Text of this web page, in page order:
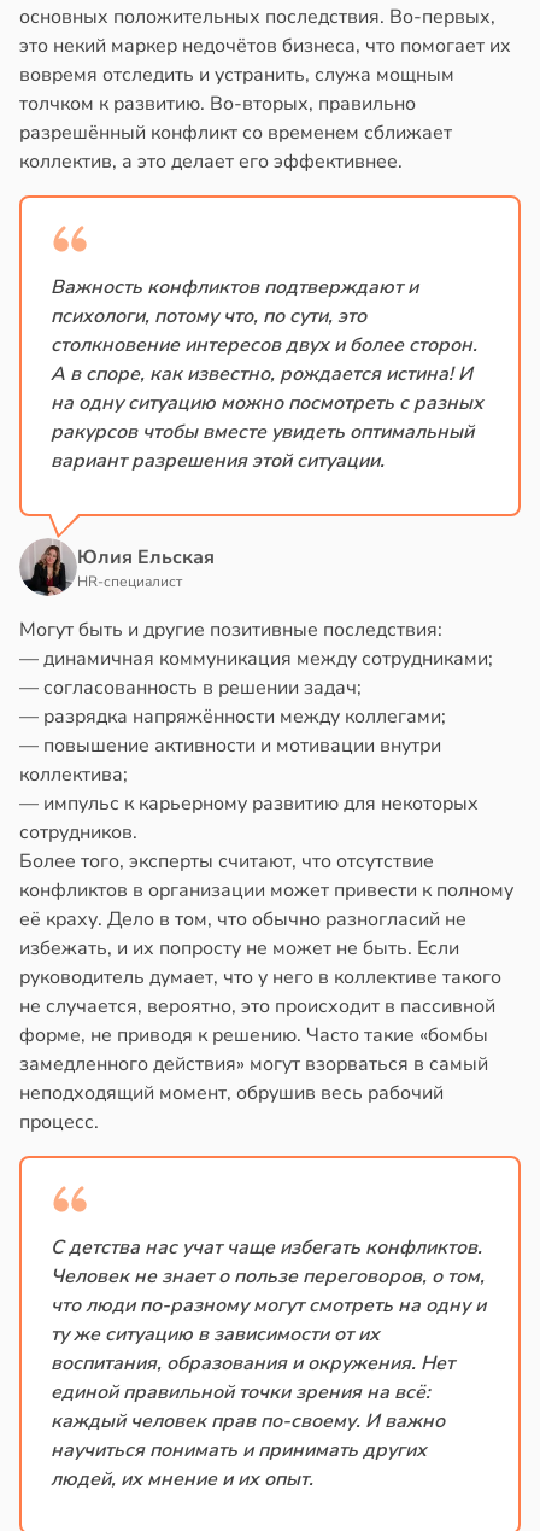
основных положительных последствия. Во-первых,
это некий маркер недочётов бизнеса, что помогает их
вовремя отследить и устранить, служа мощным
толчком к развитию. Во-вторых, правильно
разрешённый конфликт со временем сближает
коллектив, а это делает его эффективнее.
Важность конфликтов подтверждают и
психологи, потому что, по сути, это
столкновение интересов двух и более сторон.
А в споре, как известно, рождается истина! И
на одну ситуацию можно посмотреть с разных
ракурсов чтобы вместе увидеть оптимальный
вариант разрешения этой ситуации.
Юлия Ельская
HR-специалист
Могут быть и другие позитивные последствия:
— динамичная коммуникация между сотрудниками;
— согласованность в решении задач;
— разрядка напряжённости между коллегами;
— повышение активности и мотивации внутри
коллектива;
— импульс к карьерному развитию для некоторых
сотрудников.
Более того, эксперты считают, что отсутствие
конфликтов в организации может привести к полному
её краху. Дело в том, что обычно разногласий не
избежать, и их попросту не может не быть. Если
руководитель думает, что у него в коллективе такого
не случается, вероятно, это происходит в пассивной
форме, не приводя к решению. Часто такие «бомбы
замедленного действия» могут взорваться в самый
неподходящий момент, обрушив весь рабочий
процесс.
С детства нас учат чаще избегать конфликтов.
Человек не знает о пользе переговоров, о том,
что люди по-разному могут смотреть на одну и
ту же ситуацию в зависимости от их
воспитания, образования и окружения. Нет
единой правильной точки зрения на всё:
каждый человек прав по-своему. И важно
научиться понимать и принимать других
людей, их мнение и их опыт.